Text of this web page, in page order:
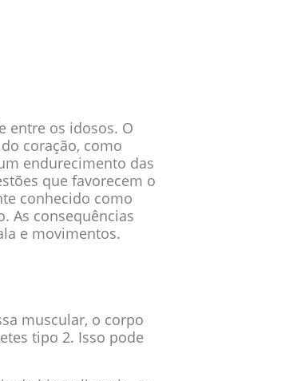
entre os idosos. O
coração, como
endurecimento das
que favorecem o
conhecido como
As consequências
e movimentos.
muscular, o corpo
tipo 2. Isso pode